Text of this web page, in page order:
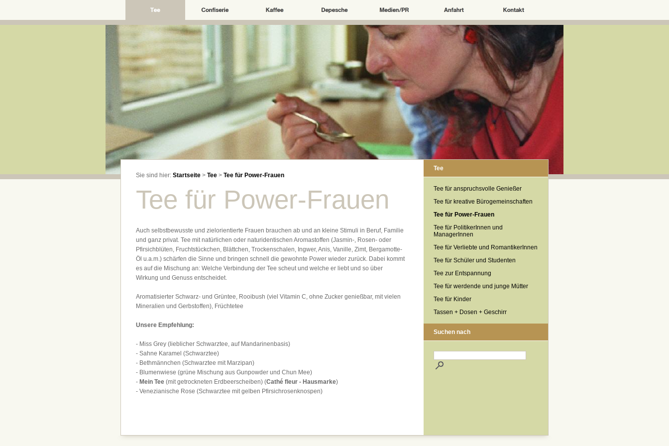
Sie sind hier: Startseite > Tee > Tee für Power-Frauen
Tee für Power-Frauen
Auch selbstbewusste und zielorientierte Frauen brauchen ab und an kleine Stimuli in Beruf, Familie
und ganz privat. Tee mit natürlichen oder naturidentischen Aromastoffen (Jasmin-, Rosen- oder
Pfirsichblüten, Fruchtstückchen, Blättchen, Trockenschalen, Ingwer, Anis, Vanille, Zimt, Bergamotte-
Öl u.a.m.) schärfen die Sinne und bringen schnell die gewohnte Power wieder zurück. Dabei kommt
es auf die Mischung an: Welche Verbindung der Tee scheut und welche er liebt und so über
Wirkung und Genuss entscheidet.
Aromatisierter Schwarz- und Grüntee, Rooibush (viel Vitamin C, ohne Zucker genießbar, mit vielen
Mineralien und Gerbstoffen), Früchtetee
Unsere Empfehlung:
- Miss Grey (lieblicher Schwarztee, auf Mandarinenbasis)
- Sahne Karamel (Schwarztee)
- Bethmännchen (Schwarztee mit Marzipan)
- Blumenwiese (grüne Mischung aus Gunpowder und Chun Mee)
- Mein Tee (mit getrockneten Erdbeerscheiben) (Cathé fleur - Hausmarke)
- Venezianische Rose (Schwarztee mit gelben Pfirsichrosenknospen)
Tee
Tee für anspruchsvolle Genießer
Tee für kreative Bürogemeinschaften
Tee für Power-Frauen
Tee für PolitikerInnen und
ManagerInnen
Tee für Verliebte und RomantikerInnen
Tee für Schüler und Studenten
Tee zur Entspannung
Tee für werdende und junge Mütter
Tee für Kinder
Tassen + Dosen + Geschirr
Suchen nach